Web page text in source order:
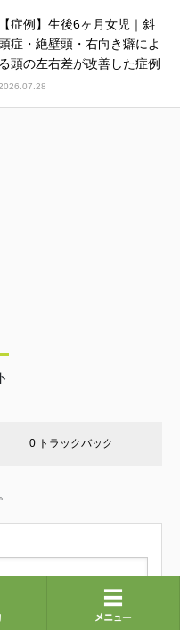
【症例】生後6ヶ月女児｜斜
症・絶壁頭・右向き癖によ
る頭の左右差が改善した症例
0 トラックバック